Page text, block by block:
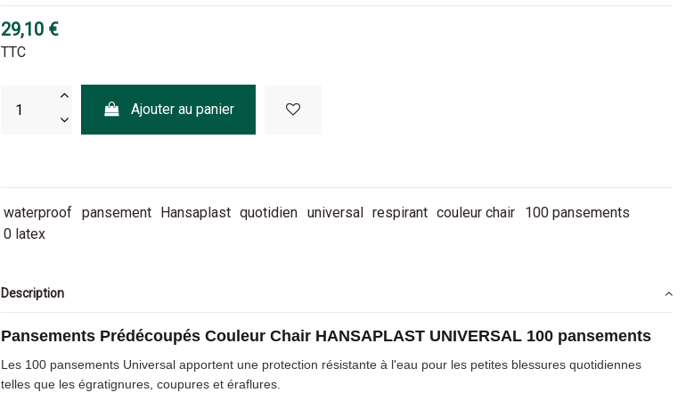
29,10 €
TTC
Ajouter au panier
waterproof pansement Hansaplast quotidien universal respirant couleur chair
100 pansements
0 latex
Description
Pansements Prédécoupés Couleur Chair HANSAPLAST UNIVERSAL 100 pansements
Les 100 pansements Universal apportent une protection résistante à l'eau pour les petites blessures quotidiennes
telles que les égratignures, coupures et éraflures.